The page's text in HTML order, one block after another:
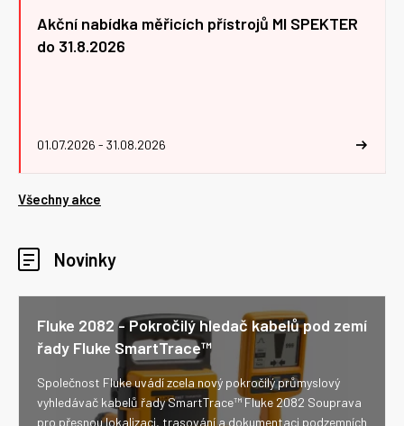
Akční nabídka měřicích přístrojů MI SPEKTER
do 31.8.2026
01.07.2026 - 31.08.2026
Všechny akce
Novinky
Fluke 2082 - Pokročilý hledač kabelů pod zemí
řady Fluke SmartTrace™
Společnost Fluke uvádí zcela nový pokročilý průmyslový
vyhledávač kabelů řady SmartTrace™ Fluke 2082 Souprava
pro přesnou lokalizaci, trasování a dokumentaci podzemních